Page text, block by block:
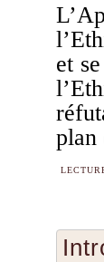
et
plan